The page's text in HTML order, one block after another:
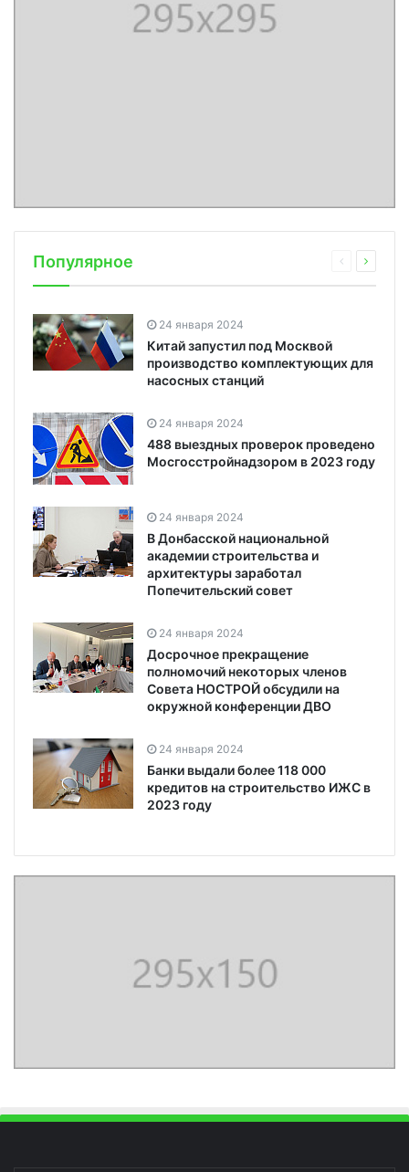
Популярное
24 января 2024
Китай запустил под Москвой
производство комплектующих для
насосных станций
24 января 2024
488 выездных проверок проведено
Мосгосстройнадзором в 2023 году
24 января 2024
В Донбасской национальной
академии строительства и
архитектуры заработал
Попечительский совет
24 января 2024
Досрочное прекращение
полномочий некоторых членов
Совета НОСТРОЙ обсудили на
окружной конференции ДВО
24 января 2024
Банки выдали более 118 000
кредитов на строительство ИЖС в
2023 году